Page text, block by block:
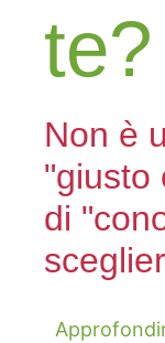
te?
Non è
"giusto
di